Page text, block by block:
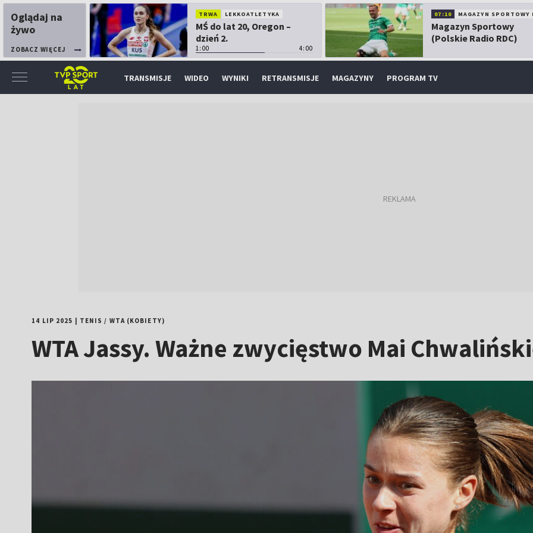
Oglądaj na
żywo
ZOBACZ WIĘCEJ
TRWA LEKKOATLETYKA
MŚ do lat 20, Oregon –
dzień 2.
1:00 4:00
07:10 MAGAZYN SPORTOWY
Magazyn Sportowy
(Polskie Radio RDC)
TRANSMISJE WIDEO WYNIKI RETRANSMISJE MAGAZYNY PROGRAM TV
14 LIP 2025 TENIS / WTA (KOBIETY)
WTA Jassy. Ważne zwycięstwo Mai